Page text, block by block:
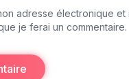
adresse électronique
je ferai un commentaire.